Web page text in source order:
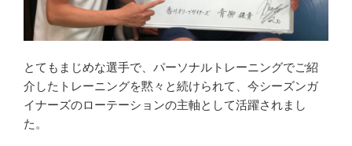
とてもまじめな選手で、パーソナルトレーニングでご紹
介したトレーニングを黙々と続けられて、今シーズンガ
イナーズのローテーションの主軸として活躍されまし
た。